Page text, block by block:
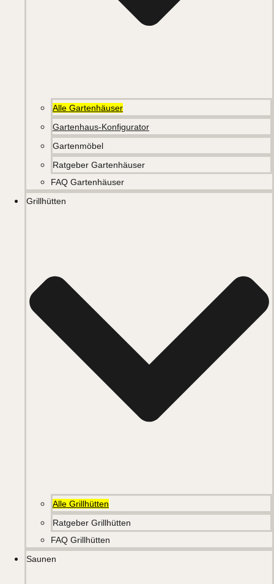
Alle Gartenhäuser
Gartenhaus-Konfigurator
Gartenmöbel
Ratgeber Gartenhäuser
FAQ Gartenhäuser
Grillhütten
Alle Grillhütten
Ratgeber Grillhütten
FAQ Grillhütten
Saunen